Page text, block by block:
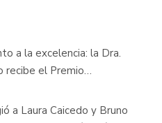
a la excelencia: la Dra.
recibe el Premio
Capilar Long
a Laura Caicedo y Bruno